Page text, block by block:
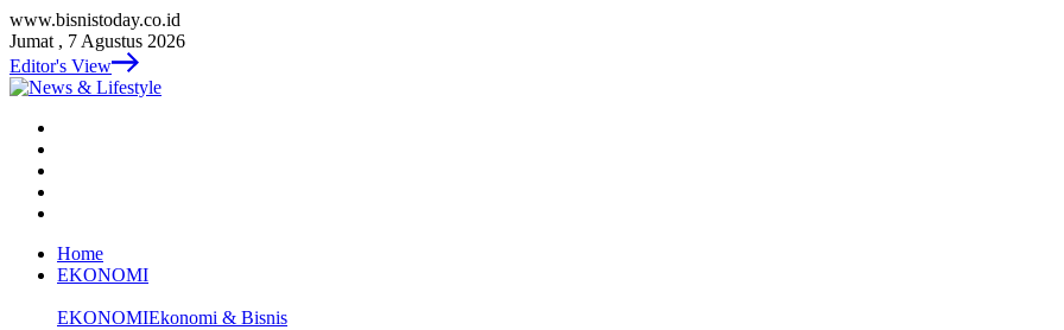
www.bisnistoday.co.id
Jumat , 7 Agustus 2026
Editor's View
Home
EKONOMI
EKONOMIEkonomi & Bisnis